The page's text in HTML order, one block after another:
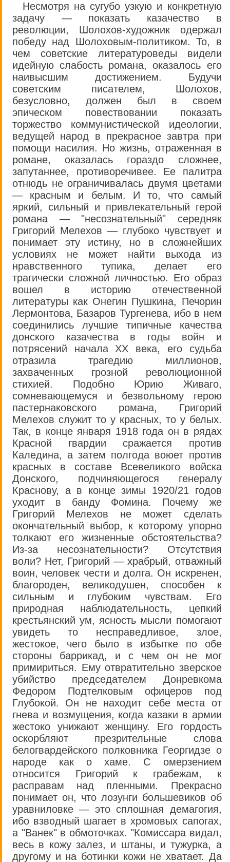
Несмотря на сугубо узкую и конкретную
задачу — показать казачество в
революции, Шолохов-художник одержал
победу над Шолоховым-политиком. То, в
чем советские литературоведы видели
идейную слабость романа, оказалось его
наивысшим достижением. Будучи
советским писателем, Шолохов,
безусловно, должен был в своем
эпическом повествовании показать
торжество коммунистической идеологии,
ведущей народ в прекрасное завтра при
помощи насилия. Но жизнь, отраженная в
романе, оказалась гораздо сложнее,
запутаннее, противоречивее. Ее палитра
отнюдь не ограничивалась двумя цветами
— красным и белым. И то, что самый
яркий, сильный и привлекательный герой
романа — "несознательный" середняк
Григорий Мелехов — глубоко чувствует и
понимает эту истину, но в сложнейших
условиях не может найти выхода из
нравственного тупика, делает его
трагически сложной личностью. Его образ
вошел в историю отечественной
литературы как Онегин Пушкина, Печорин
Лермонтова, Базаров Тургенева, ибо в нем
соединились лучшие типичные качества
донского казачества в годы войн и
потрясений начала XX века, его судьба
отразила трагедию миллионов,
захваченных грозной революционной
стихией. Подобно Юрию Живаго,
сомневающемуся и безвольному герою
пастернаковского романа, Григорий
Мелехов служит то у красных, то у белых.
Так, в конце января 1918 года он в рядах
Красной гвардии сражается против
Каледина, а затем полгода воюет против
красных в составе Всевеликого войска
Донского, подчиняющегося генералу
Краснову, а в конце зимы 1920/21 годов
уходит в банду Фомина. Почему же
Григорий Мелехов не может сделать
окончательный выбор, к которому упорно
толкают его жизненные обстоятельства?
Из-за несознательности? Отсутствия
воли? Нет, Григорий — храбрый, отважный
воин, человек чести и долга. Он искренен,
благороден, великодушен, способен к
сильным и глубоким чувствам. Его
природная наблюдательность, цепкий
крестьянский ум, ясность мысли помогают
увидеть то несправедливое, злое,
жестокое, чего было в избытке по обе
стороны баррикад, и с чем он не мог
примириться. Ему отвратительно зверское
убийство председателем Донревкома
Федором Подтелковым офицеров под
Глубокой. Он не находит себе места от
гнева и возмущения, когда казаки в армии
жестоко унижают женщину. Его гордость
оскорбляют презрительные слова
белогвардейского полковника Георгидзе о
народе как о хаме. С омерзением
относится Григорий к грабежам, к
расправам над пленными. Прекрасно
понимает он, что лозунги большевиков об
уравниловке — это сплошная демагогия,
ибо взводный шагает в хромовых сапогах,
а "Ванек" в обмоточках. "Комиссара видал,
весь в кожу залез, и штаны, и тужурка, а
другому и на ботинки кожи не хватает. Да